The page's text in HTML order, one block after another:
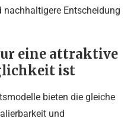
nachhaltigere Entscheidung
eine attraktive
ist
bieten die gleiche
und